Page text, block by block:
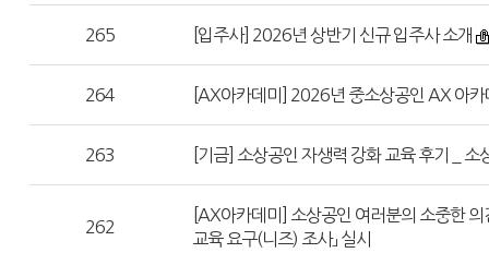
265 [입주사] 2026년 상반기 신규 입주사 소개
264 [AX아카데미] 2026년 중소상공인 AX 아
263 [기금] 소상공인 자생력 강화 교육 후기 _
262
[AX아카데미] 소상공인 여러분의 소중한
교육 요구(니즈) 조사」 실시